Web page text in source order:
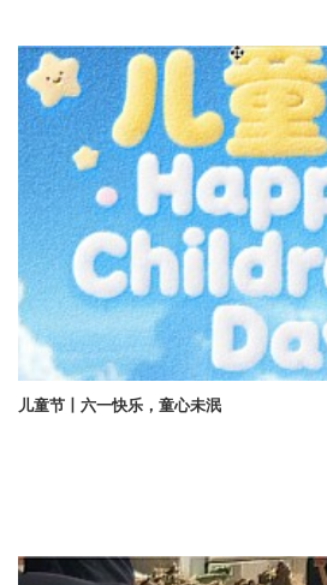
儿童节丨六一快乐，童心未泯